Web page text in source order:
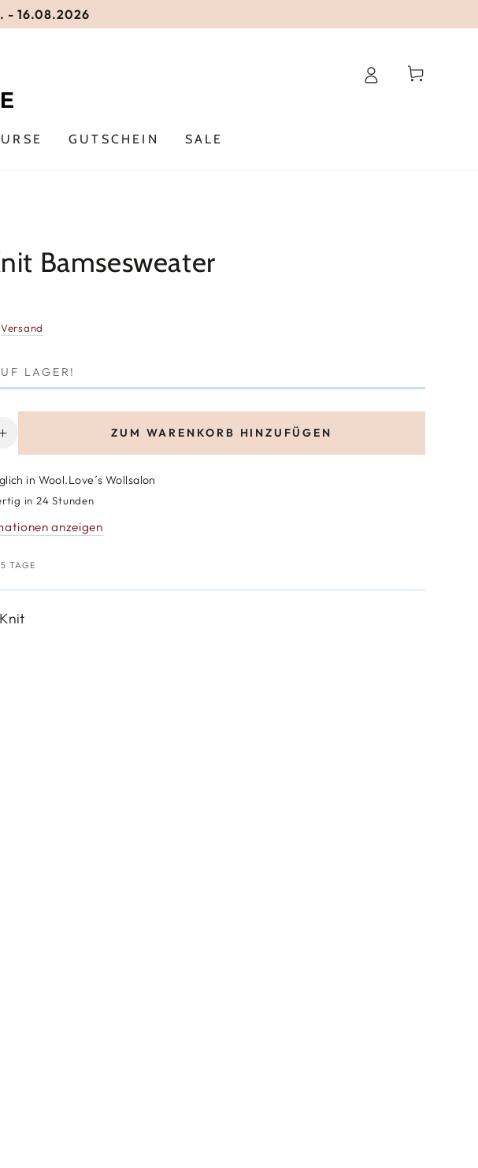
- 16.08.2026
GUTSCHEIN SALE
Warenkorb
Bamsesweater
Versand
LAGER!
Erhöhe
die
Menge
für
PetiteKnit
Bamsesweater
ZUM WARENKORB HINZUFÜGEN
in Wool.Love´s Wollsalon
in 24 Stunden
anzeigen
TAGE